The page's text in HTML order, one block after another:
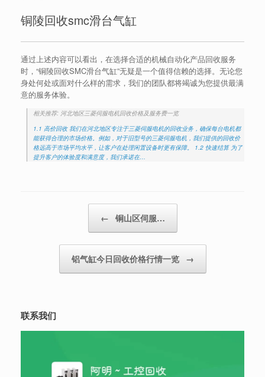
铜陵回收smc滑台气缸
通过上述内容可以看出，在选择合适的机械自动化产品回收服务
时，“铜陵回收SMC滑台气缸”无疑是一个值得信赖的选择。无论您
身处何处或面对什么样的需求，我们的团队都将竭诚为您提供最满
意的服务体验。
相关推荐: 河北地区三菱伺服电机回收价格及服务费一览
1.1 高价回收 我们在河北地区专注于三菱伺服电机的回收业务，确保每台电机都
能获得合理的市场价格。例如，对于旧型号的三菱伺服电机，我们提供的回收价
格远高于市场平均水平，让客户在处理闲置设备时更有保障。 1.2 快速结算 为了
提升客户的体验度和满意度，我们承诺在…
← 铜山区伺服…
铝气缸今日回收价格行情一览 →
联系我们